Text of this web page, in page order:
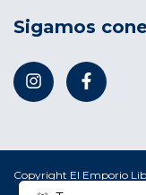
Sigamos
Copyright El Emporio